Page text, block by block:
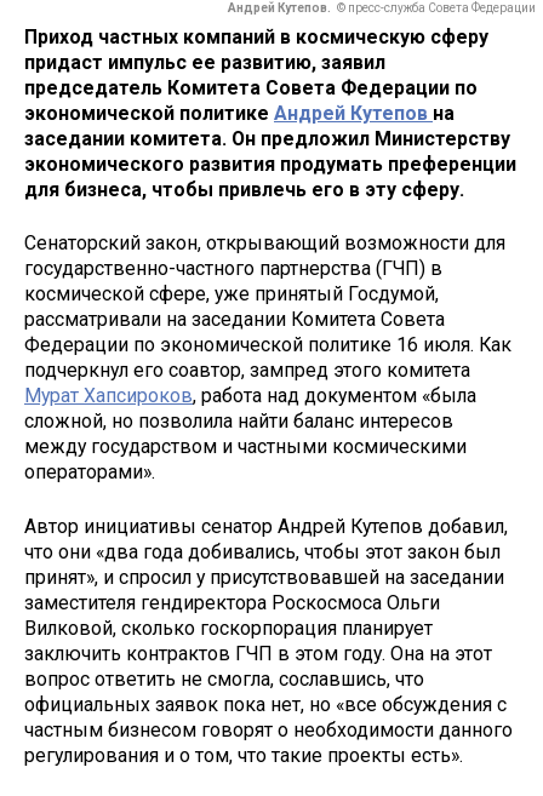
Андрей Кутепов. © пресс-служба Совета Федерации
Приход частных компаний в космическую сферу
придаст импульс ее развитию, заявил
председатель Комитета Совета Федерации по
экономической политике Андрей Кутепов на
заседании комитета. Он предложил Министерству
экономического развития продумать преференции
для бизнеса, чтобы привлечь его в эту сферу.
Сенаторский закон, открывающий возможности для
государственно-частного партнерства (ГЧП) в
космической сфере, уже принятый Госдумой,
рассматривали на заседании Комитета Совета
Федерации по экономической политике 16 июля. Как
подчеркнул его соавтор, зампред этого комитета
Мурат Хапсироков, работа над документом «была
сложной, но позволила найти баланс интересов
между государством и частными космическими
операторами».
Автор инициативы сенатор Андрей Кутепов добавил,
что они «два года добивались, чтобы этот закон был
принят», и спросил у присутствовавшей на заседании
заместителя гендиректора Роскосмоса Ольги
Вилковой, сколько госкорпорация планирует
заключить контрактов ГЧП в этом году. Она на этот
вопрос ответить не смогла, сославшись, что
официальных заявок пока нет, но «все обсуждения с
частным бизнесом говорят о необходимости данного
регулирования и о том, что такие проекты есть».